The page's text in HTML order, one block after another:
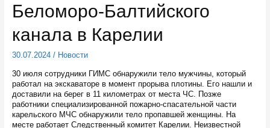
Беломоро-Балтийского
канала в Карелии
30.07.2024/ Новости
30 июля сотрудники ГИМС обнаружили тело мужчины, который
работал на экскаваторе в момент прорыва плотины. Его нашли и
доставили на берег в 11 километрах от места ЧС. Позже
работники специализированной пожарно-спасательной части
карельского МЧС обнаружили тело пропавшей женщины. На
месте работает Следственный комитет Карелии. Неизвестной